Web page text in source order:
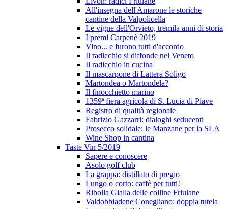
All'insegna dell'Amarone le storiche
cantine della Valpolicella
Le vigne dell'Orvieto, tremila anni di storia
I premi Carpenè 2019
Vino... e furono tutti d'accordo
Il radicchio si diffonde nel Veneto
Il radicchio in cucina
Il mascarpone di Lattera Soligo
Martondea o Martondela?
Il finocchietto marino
1359ª fiera agricola di S. Lucia di Piave
Registro di qualità regionale
Fabrizio Gazzarri: dialoghi seducenti
Prosecco solidale: le Manzane per la SLA
Wine Shop in cantina
Taste Vin 5/2019
Sapere e conoscere
Asolo golf club
La grappa: distillato di pregio
Lungo o corto: caffè per tutti!
Ribolla Gialla delle colline Friulane
Valdobbiadene Conegliano: doppia tutela